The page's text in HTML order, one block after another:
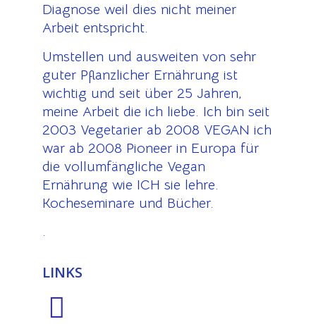
Diagnose weil dies nicht meiner
Arbeit entspricht.
Umstellen und ausweiten von sehr
guter Pflanzlicher Ernährung ist
wichtig und seit über 25 Jahren,
meine Arbeit die ich liebe. Ich bin seit
2003 Vegetarier ab 2008 VEGAN ich
war ab 2008 Pioneer in Europa für
die vollumfängliche Vegan
Ernährung wie ICH sie lehre.
Kocheseminare und Bücher.
.
LINKS